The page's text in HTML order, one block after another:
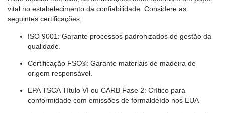
vital no estabelecimento da confiabilidade. Considere as
seguintes certificações:
ISO 9001: Garante processos padronizados de gestão da
qualidade.
Certificação FSC®: Garante materiais de madeira de
origem responsável.
EPA TSCA Título VI ou CARB Fase 2: Crítico para
conformidade com emissões de formaldeído nos EUA